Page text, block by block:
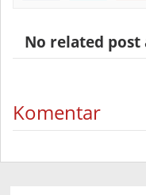
No related post
Komentar